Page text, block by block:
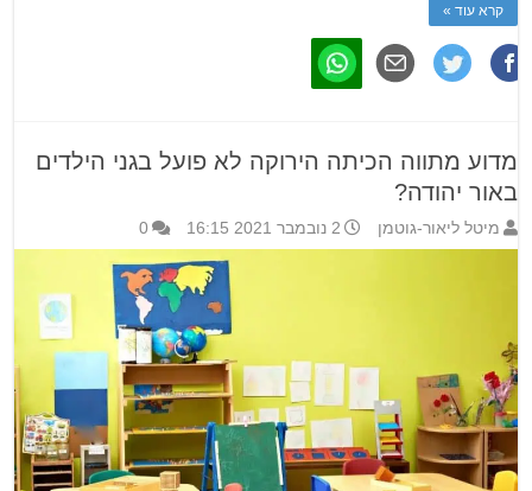
קרא עוד »
מדוע מתווה הכיתה הירוקה לא פועל בגני הילדים
באור יהודה?
מיטל ליאור-גוטמן 2 נובמבר 2021 16:15 0